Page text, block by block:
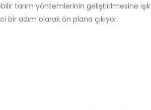
tarım yöntemlerinin geliştirilmesine ışık
adım olarak ön plana çıkıyor.